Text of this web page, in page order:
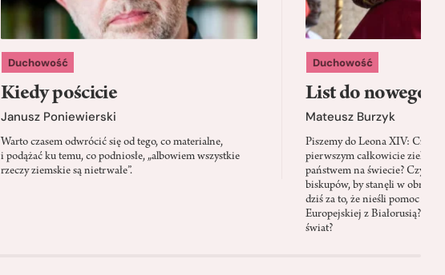
Duchowość
Kiedy pościcie
Janusz Poniewierski
Warto czasem odwrócić się od tego, co materialne,
i podążać ku temu, co podniosłe, „albowiem wszystkie
rzeczy ziemskie są nietrwałe”.
Duchowość
List do nowego
Mateusz Burzyk
Piszemy do Leona XIV: Czy
pierwszym całkowicie
państwem na świecie? Czy
biskupów, by stanęli w
dziś za to, że nieśli pomoc
Europejskiej z Białorusią? Czy
świat?